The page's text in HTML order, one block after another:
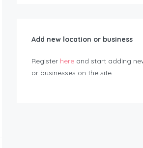
Add new location or business
Register here and start adding
or businesses on the site.